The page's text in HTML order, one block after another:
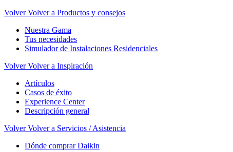
Volver Volver a Productos y consejos
Nuestra Gama
Tus necesidades
Simulador de Instalaciones Residenciales
Volver Volver a Inspiración
Artículos
Casos de éxito
Experience Center
Descripción general
Volver Volver a Servicios / Asistencia
Dónde comprar Daikin